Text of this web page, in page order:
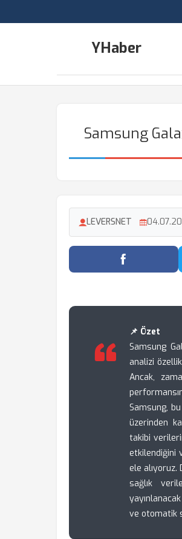
YHaber
Samsung
LEVERSNET
📌 Özet
Samsung
analizi
Ancak,
Samsung,
üzerinden
takibi
etkilendiğini
ele alıyoruz.
sağlık
ve otomatik